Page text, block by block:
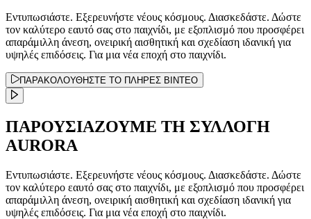
Εντυπωσιάστε. Εξερευνήστε νέους κόσμους. Διασκεδάστε. Δώστε
τον καλύτερο εαυτό σας στο παιχνίδι, με εξοπλισμό που προσφέρει
απαράμιλλη άνεση, ονειρική αισθητική και σχεδίαση ιδανική για
υψηλές επιδόσεις. Για μια νέα εποχή στο παιχνίδι.
ΠΑΡΑΚΟΛΟΥΘΗΣΤΕ ΤΟ ΠΛΗΡΕΣ ΒΙΝΤΕΟ
ΠΑΡΟΥΣΙΑΖΟΥΜΕ ΤΗ ΣΥΛΛΟΓΗ
AURORA
Εντυπωσιάστε. Εξερευνήστε νέους κόσμους. Διασκεδάστε. Δώστε
τον καλύτερο εαυτό σας στο παιχνίδι, με εξοπλισμό που προσφέρει
απαράμιλλη άνεση, ονειρική αισθητική και σχεδίαση ιδανική για
υψηλές επιδόσεις. Για μια νέα εποχή στο παιχνίδι.